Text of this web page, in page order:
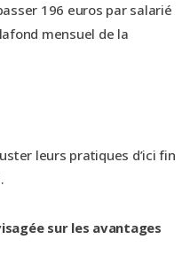
196 euros par salarié
mensuel de la
leurs pratiques d’ici fin
sur les avantages